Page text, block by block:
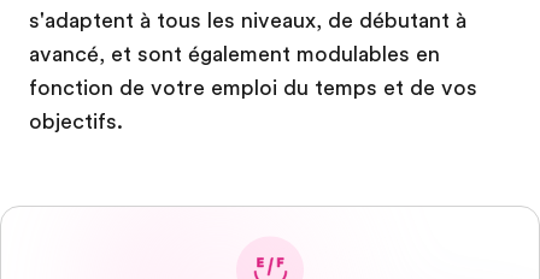
s'adaptent à tous les niveaux, de débutant à
avancé, et sont également modulables en
fonction de votre emploi du temps et de vos
objectifs.